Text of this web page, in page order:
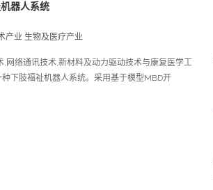
器人系统
产业 生物及医疗产业
网络通讯技术,新材料及动力驱动技术与康复医学工
下肢福祉机器人系统。采用基于模型MBD开